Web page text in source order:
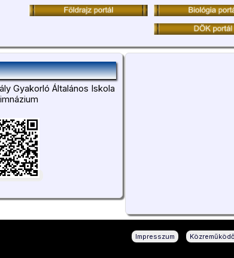
Gyakorló Általános Iskola
Impresszum |